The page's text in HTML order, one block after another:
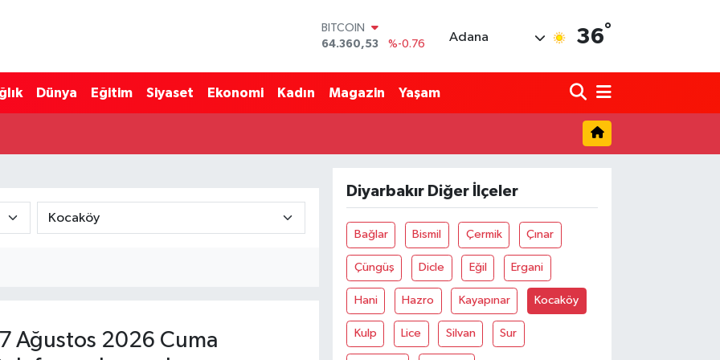
BITCOIN
64.360,53
%-0.76
EURO
GRAM ALTIN
BİST100
13.887
%64
Adana 36°
Dünya Eğitim Siyaset Ekonomi Kadın Magazin Yaşam
Ağustos 2026 Cuma
Diyarbakır Diğer İlçeler
Bağlar Bismil Çermik Çınar
Çüngüş Dicle Eğil Ergani
Hani Hazro Kayapınar Kocaköy
Kulp Lice Silvan Sur